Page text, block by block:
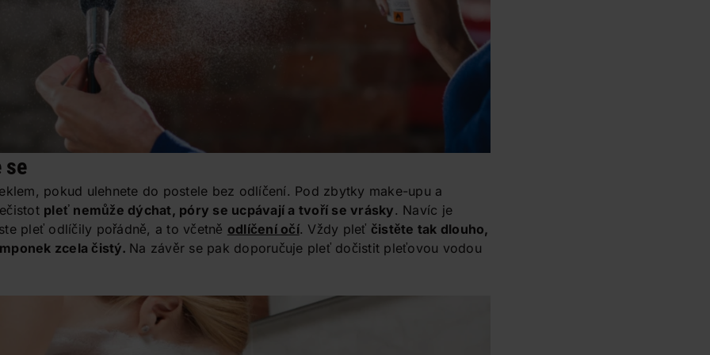
se
pokud ulehnete do postele bez odlíčení. Pod zbytky make-upu a
pleť nemůže dýchat, póry se ucpávají a tvoří se vrásky. Navíc je
pleť odlíčily pořádně, a to včetně odlíčení očí. Vždy pleť čistěte tak dlouho,
zcela čistý. Na závěr se pak doporučuje pleť dočistit pleťovou vodou